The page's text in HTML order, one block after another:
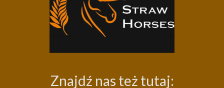
Znajdź nas też tutaj: